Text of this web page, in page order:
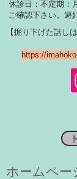
休診日：不定期：
ご確認下さい。 避
https://
【掘り下げた話し
ホームペー